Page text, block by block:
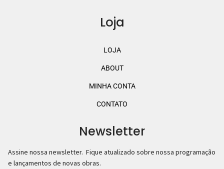
Loja
LOJA
ABOUT
MINHA CONTA
CONTATO
Newsletter
Assine nossa newsletter. Fique atualizado sobre nossa programação
e lançamentos de novas obras.